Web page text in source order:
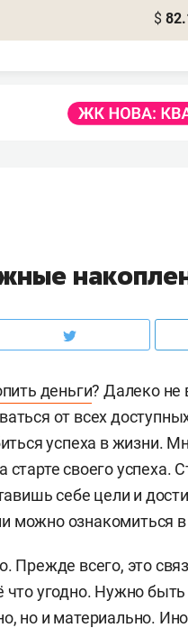
$
деньги? Далеко не
от всех
успеха в жизни.
своего успеха.
себе цели и
можно ознакомиться в
Прежде всего, это
угодно. Нужно
но и материально.